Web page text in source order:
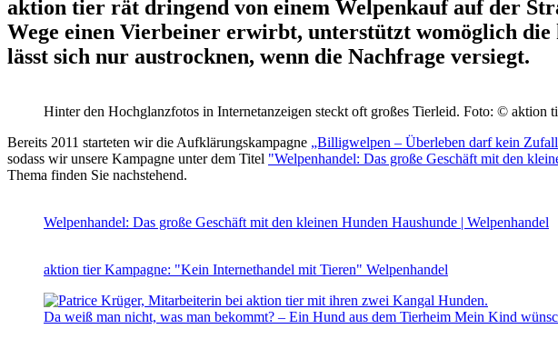
aktion tier rät dringend von einem Welpenkauf auf der
Wege einen Vierbeiner erwirbt, unterstützt womöglich
lässt sich nur austrocknen, wenn die Nachfrage versiegt.
Hinter den Hochglanzfotos in Internetanzeigen steckt oft großes Tierleid. Foto: © aktion
Bereits 2011 starteten wir die Aufklärungskampagne „Billigwelpen – Überleben darf kein
sodass wir unsere Kampagne unter dem Titel "Welpenhandel: Das große Geschäft mit den
Thema finden Sie nachstehend.
Welpenhandel: Das große Geschäft mit den kleinen Hunden Haushunde | Welpenhandel
aktion tier Kampagne: "Kein Internethandel mit Tieren" Welpenhandel
Da weiß man nicht, was man bekommt? – Ein Hund aus dem Tierheim Mein Kind